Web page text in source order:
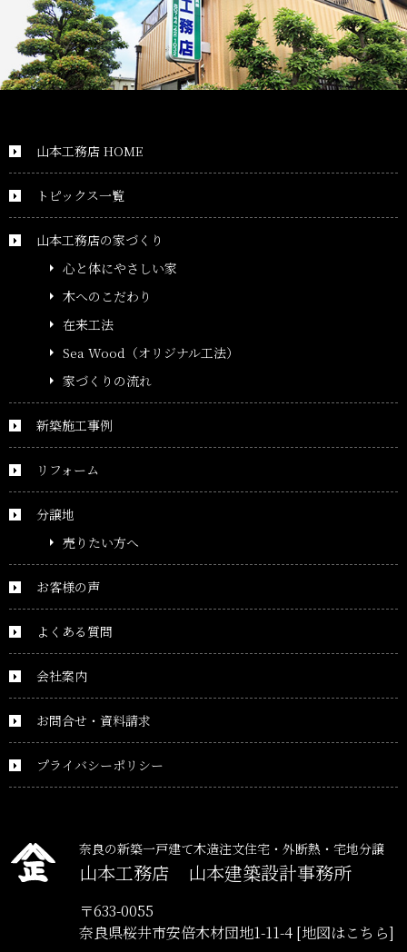
山本工務店 HOME
トピックス一覧
山本工務店の家づくり
心と体にやさしい家
木へのこだわり
在来工法
Sea Wood（オリジナル工法）
家づくりの流れ
新築施工事例
リフォーム
分譲地
売りたい方へ
お客様の声
よくある質問
会社案内
お問合せ・資料請求
プライバシーポリシー
奈良の新築一戸建て木造注文住宅・外断熱・宅地分譲
山本工務店 山本建築設計事務所
〒633-0055
奈良県桜井市安倍木材団地1-11-4 [地図はこちら]